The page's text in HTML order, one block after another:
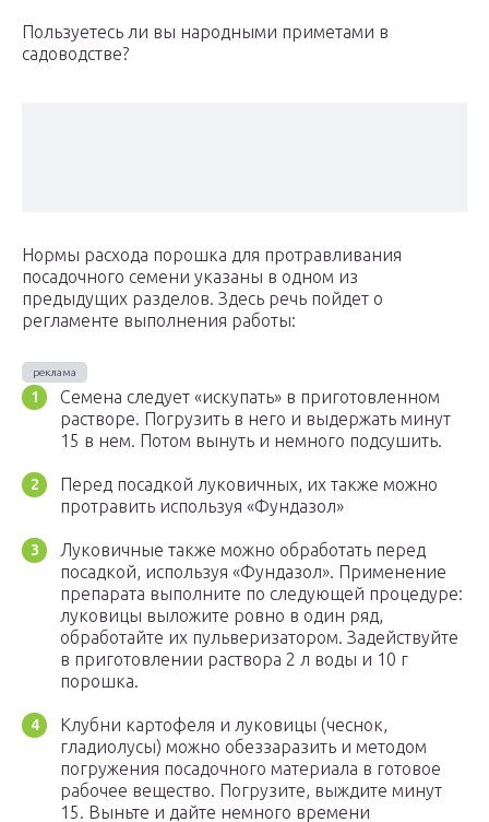
Пользуетесь ли вы народными приметами в
садоводстве?
Нормы расхода порошка для протравливания
посадочного семени указаны в одном из
предыдущих разделов. Здесь речь пойдет о
регламенте выполнения работы:
Семена следует «искупать» в приготовленном
растворе. Погрузить в него и выдержать минут
15 в нем. Потом вынуть и немного подсушить.
Перед посадкой луковичных, их также можно
протравить используя «Фундазол»
Луковичные также можно обработать перед
посадкой, используя «Фундазол». Применение
препарата выполните по следующей процедуре:
луковицы выложите ровно в один ряд,
обработайте их пульверизатором. Задействуйте
в приготовлении раствора 2 л воды и 10 г
порошка.
Клубни картофеля и луковицы (чеснок,
гладиолусы) можно обеззаразить и методом
погружения посадочного материала в готовое
рабочее вещество. Погрузите, выждите минут
15. Выньте и дайте немного времени